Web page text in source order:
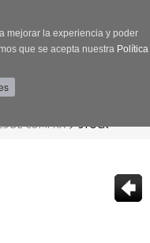
mejorar la experiencia y poder
que se acepta nuestra Política
DE COMPRA>STOCK